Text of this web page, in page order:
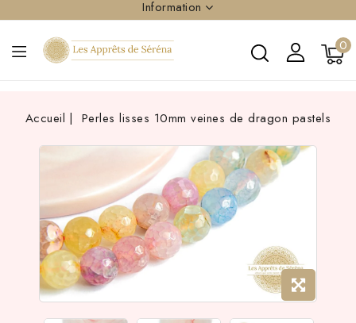
Information
0
Accueil Perles lisses 10mm veines de dragon pastels